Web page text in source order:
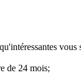
vous
de 24 mois;